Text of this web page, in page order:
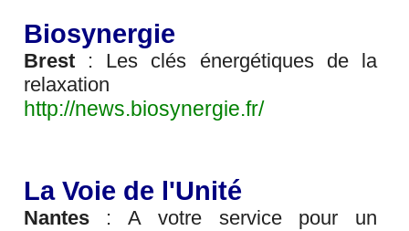
Biosynergie
Brest: Les clés énergétiques de la
relaxation
http://news.biosynergie.fr/
La Voie de l'Unité
Nantes: A votre service pour un